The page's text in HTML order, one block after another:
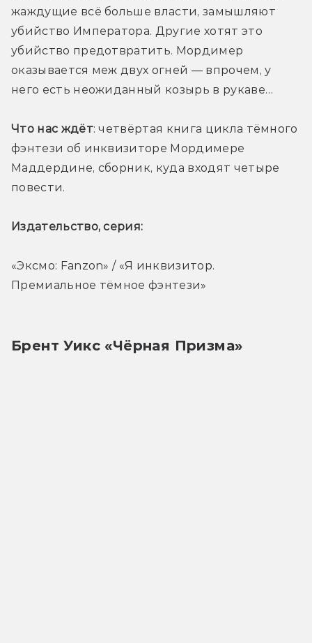
жаждущие всё больше власти, замышляют
убийство Императора. Другие хотят это
убийство предотвратить. Мордимер
оказывается меж двух огней — впрочем, у
него есть неожиданный козырь в рукаве…
Что нас ждёт: четвёртая книга цикла тёмного
фэнтези об инквизиторе Мордимере
Маддердине, сборник, куда входят четыре
повести.
Издательство, серия:
«Эксмо: Fanzon» / «Я инквизитор.
Премиальное тёмное фэнтези»
Брент Уикс «Чёрная Призма»